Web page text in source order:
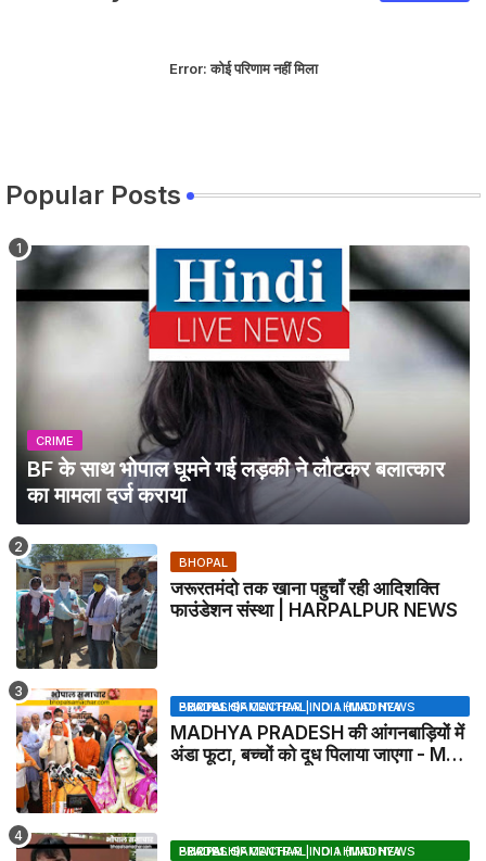
Error:कोई परिणाम नहीं मिला
Popular Posts
CRIME
BF के साथ भोपाल घूमने गई लड़की ने लौटकर बलात्कार
का मामला दर्ज कराया
BHOPAL
जरूरतमंदो तक खाना पहुचाँ रही आदिशक्ति
फाउंडेशन संस्था | HARPALPUR NEWS
BHOPAL SAMACHAR | NO 1 HINDI NEWS PORTAL OF CENTRAL INDIA (MADHYA PRADESH)
MADHYA PRADESH की आंगनबाड़ियों में
अंडा फूटा, बच्चों को दूध पिलाया जाएगा - MP
BHOPAL SAMACHAR | NO 1 HINDI NEWS PORTAL OF CENTRAL INDIA (MADHYA PRADESH)